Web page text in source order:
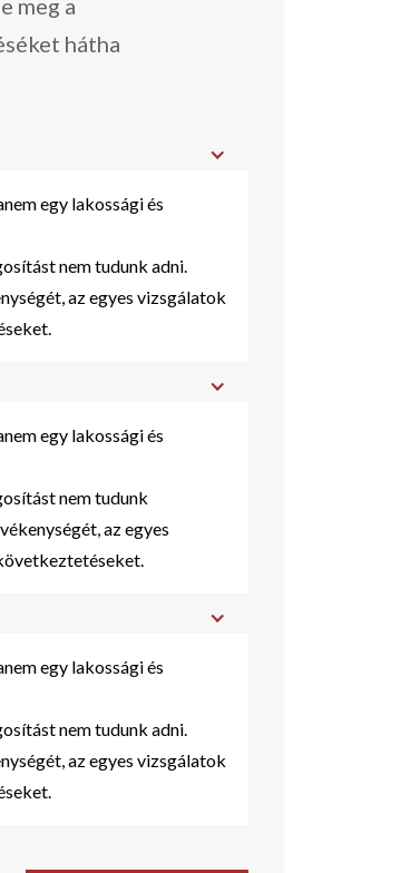
meg a
hátha
egy lakossági és
nem tudunk adni.
az egyes vizsgálatok
egy lakossági és
nem tudunk
az egyes
egy lakossági és
nem tudunk adni.
az egyes vizsgálatok